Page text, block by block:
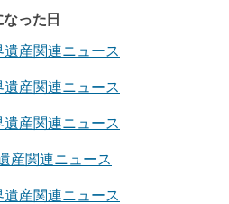
った日
産関連ニュース
産関連ニュース
産関連ニュース
産関連ニュース
産関連ニュース